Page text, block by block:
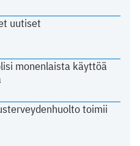
uutiset
monenlaista käyttöä
toimii